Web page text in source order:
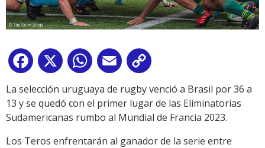
Facebook
X WhatsApp
Email
Link
La selección uruguaya de rugby venció a Brasil por 36 a
13 y se quedó con el primer lugar de las Eliminatorias
Sudamericanas rumbo al Mundial de Francia 2023.
Los Teros enfrentarán al ganador de la serie entre